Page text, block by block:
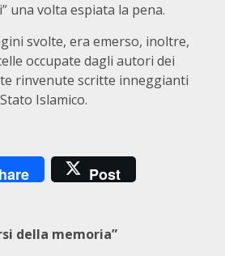
una volta espiata la pena.
svolte, era emerso, inoltre,
occupate dagli autori dei
rinvenute scritte inneggianti
Islamico.
Post
della memoria”